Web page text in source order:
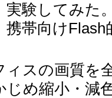
実験してみた
携帯向けFlash
ィスの画質を
じめ縮小・減